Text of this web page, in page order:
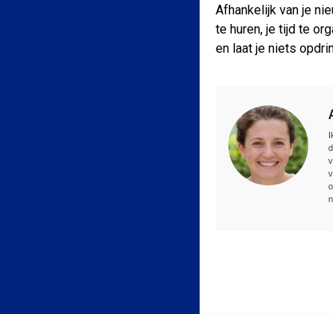
Afhankelijk van je
te huren, je tijd te
en laat je niets